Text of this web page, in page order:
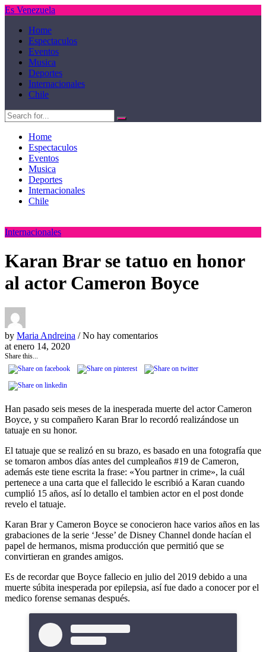
Es Venezuela
Home
Espectaculos
Eventos
Musica
Deportes
Internacionales
Chile
Home
Espectaculos
Eventos
Musica
Deportes
Internacionales
Chile
Internacionales
Karan Brar se tatuo en honor
al actor Cameron Boyce
by Maria Andreina / No hay comentarios
at enero 14, 2020
Share this...
Han pasado seis meses de la inesperada muerte del actor Cameron
Boyce, y su compañero Karan Brar lo recordó realizándose un
tatuaje en su honor.
El tatuaje que se realizó en su brazo, es basado en una fotografía que
se tomaron ambos días antes del cumpleaños #19 de Cameron,
además este tiene escrita la frase: «You partner in crime», la cuál
pertenece a una carta que el fallecido le escribió a Karan cuando
cumplió 15 años, así lo detallo el tambien actor en el post donde
revelo el tatuaje.
Karan Brar y Cameron Boyce se conocieron hace varios años en las
grabaciones de la serie ‘Jesse’ de Disney Channel donde hacían el
papel de hermanos, misma producción que permitió que se
convirtieran en grandes amigos.
Es de recordar que Boyce fallecio en julio del 2019 debido a una
muerte súbita inesperada por epilepsia, así fue dado a conocer por el
medico forense semanas después.